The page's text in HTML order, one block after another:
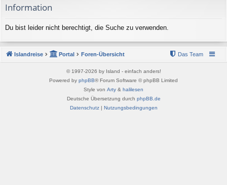
Information
Du bist leider nicht berechtigt, die Suche zu verwenden.
Islandreise Portal Foren-Übersicht Das Team
© 1997-2026 by Island - einfach anders!
Powered by phpBB® Forum Software © phpBB Limited
Style von Arty & halilesen
Deutsche Übersetzung durch phpBB.de
Datenschutz| Nutzungsbedingungen